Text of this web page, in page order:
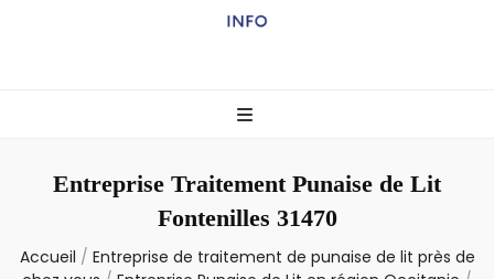
– Info
Entreprise Traitement Punaise de Lit
Fontenilles 31470
Accueil / Entreprise de traitement de punaise de lit près de